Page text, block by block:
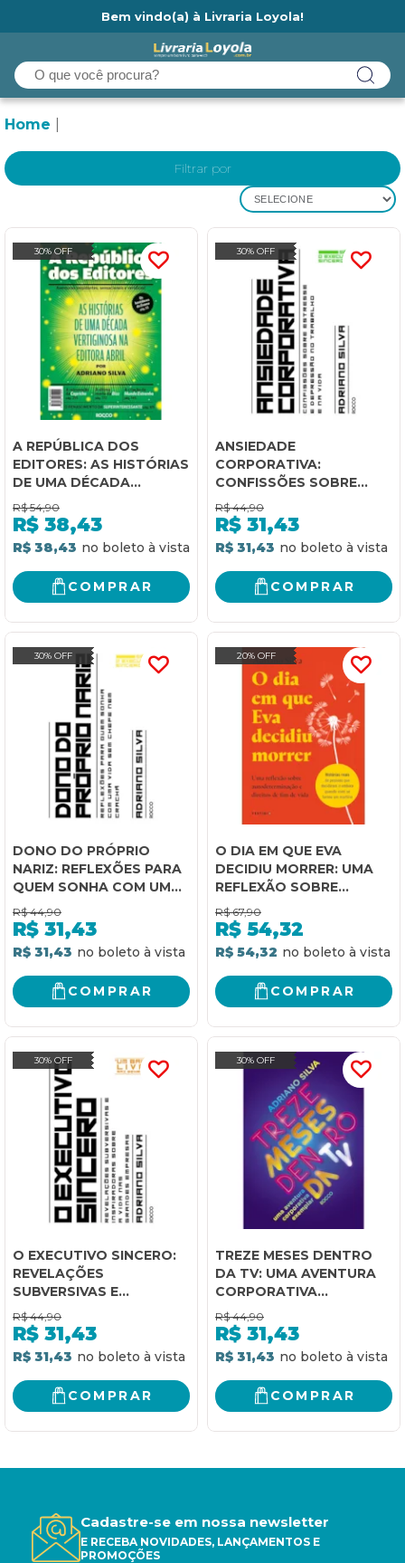
Bem vindo(a) à Livraria Loyola!
Home
Filtrar por
SELECIONE
30% OFF
A REPÚBLICA DOS
EDITORES: AS HISTÓRIAS
DE UMA DÉCADA
VERTIGINOSA NA
EDITORA ABRIL
R$ 54,90
R$ 38,43
R$ 38,43
COMPRAR
30% OFF
ANSIEDADE
CORPORATIVA:
CONFISSÕES SOBRE
ESTRESSE E DEPRESSÃO
NO TRABALHO E NA VIDA
R$ 44,90
R$ 31,43
R$ 31,43
COMPRAR
30% OFF
DONO DO PRÓPRIO
NARIZ: REFLEXÕES PARA
QUEM SONHA COM UMA
VIDA SEM CHEFE NEM
CRACHÁ
R$ 44,90
R$ 31,43
R$ 31,43
COMPRAR
20% OFF
O DIA EM QUE EVA
DECIDIU MORRER: UMA
REFLEXÃO SOBRE
AUTODETERMINAÇÃO E
DIREITOS DE FIM DE VIDA
R$ 67,90
R$ 54,32
R$ 54,32
COMPRAR
30% OFF
O EXECUTIVO SINCERO:
REVELAÇÕES
SUBVERSIVAS E
INSPIRADORAS SOBRE A
VIDA NAS GRANDES
EMPRESAS
R$ 44,90
R$ 31,43
R$ 31,43
COMPRAR
30% OFF
TREZE MESES DENTRO
DA TV: UMA AVENTURA
CORPORATIVA
EXEMPLAR
R$ 44,90
R$ 31,43
R$ 31,43
COMPRAR
Cadastre-se em nossa newsletter
E RECEBA NOVIDADES, LANÇAMENTOS E
PROMOÇÕES